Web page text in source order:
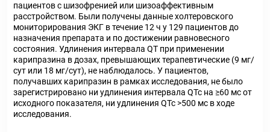
пациентов с шизофренией или шизоаффективным
расстройством. Были получены данные холтеровского
мониторирования ЭКГ в течение 12 ч у 129 пациентов до
назначения препарата и по достижении равновесного
состояния. Удлинения интервала QT при применении
карипразина в дозах, превышающих терапевтические (9 мг/
сут или 18 мг/сут), не наблюдалось. У пациентов,
получавших карипразин в рамках исследования, не было
зарегистрировано ни удлинения интервала QTc на ≥60 мс от
исходного показателя, ни удлинения QTc >500 мс в ходе
исследования.